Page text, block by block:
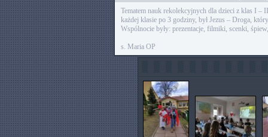
Tematem nauk rekolekcyjnych dla dzieci z klas I –
każdej klasie po 3 godziny, był Jezus – Droga,
Wspólnocie były: prezentacje, filmiki, scenki,
s. Maria OP